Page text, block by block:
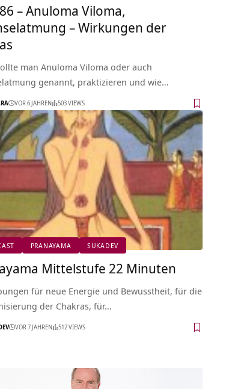
– Anuloma Viloma,
– Wirkungen der
man Anuloma Viloma oder auch
genannt, praktizieren und wie…
VOR 6 JAHREN 503 VIEWS
PRANAYAMA SUKADEV
Mittelstufe 22 Minuten
für neue Energie und Bewusstheit, für die
der Chakras, für…
VOR 7 JAHREN 512 VIEWS